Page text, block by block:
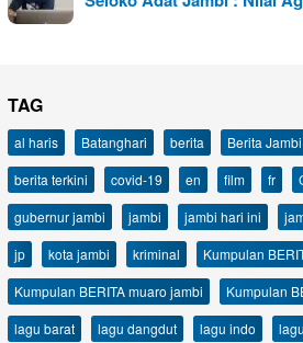
TAG
al haris Batanghari berita Berita
berita terkini
covid-19 en film fr
gubernur jambi
jambi jambi hari ini
jp
kota jambi kriminal
Kumpulan
Kumpulan BERITA muaro jambi
Kumpulan
lagu barat
lagu dangdut lagu indo